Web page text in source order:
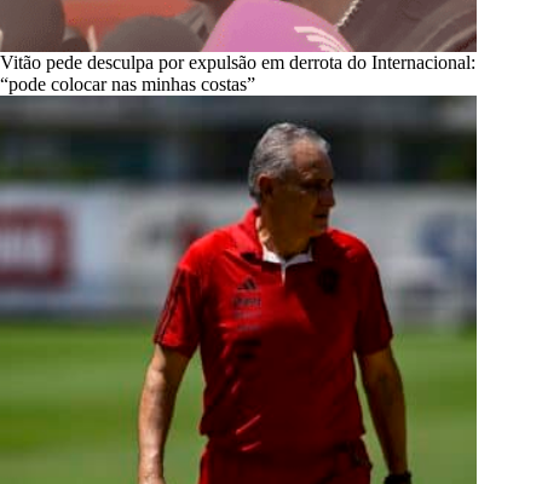
Vitão pede desculpa por expulsão em derrota do Internacional:
“pode colocar nas minhas costas”